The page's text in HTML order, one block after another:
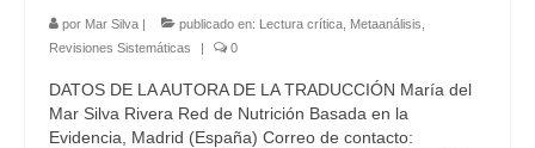
por Mar Silva | publicado en: Lectura crítica Metaanálisis
Revisiones Sistemáticas
| 0
DATOS DE LA AUTORA DE LA TRADUCCIÓN María del
Mar Silva Rivera Red de Nutrición Basada en la
Evidencia, Madrid (España) Correo de contacto: